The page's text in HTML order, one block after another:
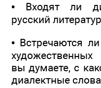
• Входят ли
русский
• Встречаются
вы думаете, с
диалектные